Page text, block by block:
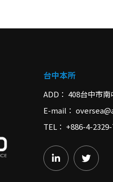
台中本所
ADD
408台中市
E-mail
TEL
+886-4-